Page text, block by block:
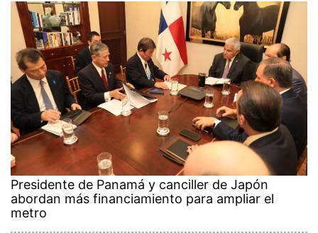
Presidente de Panamá y canciller de Japón
abordan más financiamiento para ampliar el
metro